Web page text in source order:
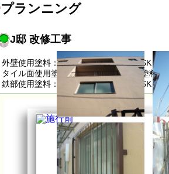
プランニング
J邸 改修工事
外壁使用塗料：２液型ウレタン塗料 SKク
タイル面使用塗料：アクリルシリコン塗料
鉄部使用塗料：２液型ウレタン塗料 SKク